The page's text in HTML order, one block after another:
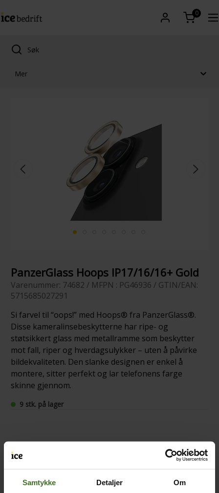
Samtykke Detaljer Om
0
Mer
PanzerGlass Hoops IP17/16/16+ Gold
Varenummer: 74682 / MFPN : PG46936 / GTIN/EAN:
5715685027291
Si farvel til “oops!” med Hoops® fra PanzerGlass®.
Disse kameralinsebeskytterne har ripe- og
støtsikkert glass med metallramme som beskytter
mot fall, riper og hverdagsulykker – uten å påvirke
bildekvaliteten. Den slanke designen er enkel å
montere, sitter perfekt og lar telefonens farge
skinne gjennom.
9 stk. på lager